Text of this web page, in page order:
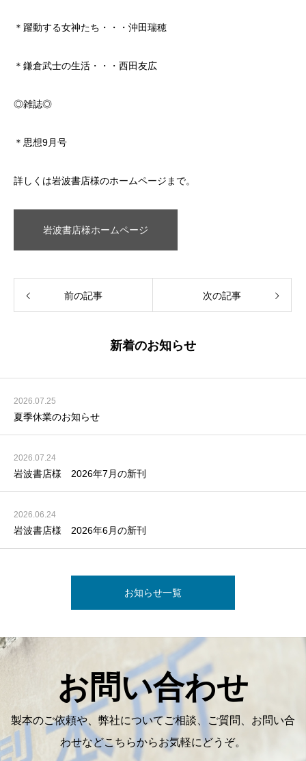
＊躍動する女神たち・・・沖田瑞穂
＊鎌倉武士の生活・・・西田友広
◎雑誌◎
＊思想9月号
詳しくは岩波書店様のホームページまで。
岩波書店様ホームページ
前の記事 次の記事
新着のお知らせ
2026.07.25
夏季休業のお知らせ
2026.07.24
岩波書店様 2026年7月の新刊
2026.06.24
岩波書店様 2026年6月の新刊
お知らせ一覧
お問い合わせ
製本のご依頼や、弊社についてご相談、ご質問、お問い合
わせなどこちらからお気軽にどうぞ。